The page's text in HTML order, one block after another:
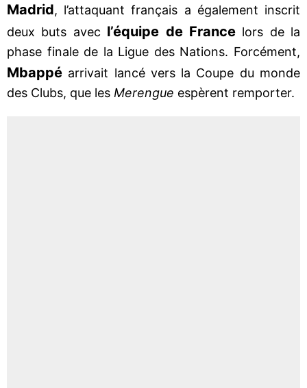
Madrid, l’attaquant français a également inscrit
deux buts avec l’équipe de Francelors de la
phase finale de la Ligue des Nations. Forcément,
Mbappé arrivait lancé vers la Coupe du monde
des Clubs, que les Merengue espèrent remporter.